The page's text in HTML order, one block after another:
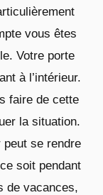
vous êtes
Votre porte
à l’intérieur.
faire de cette
la situation.
se rendre
soit pendant
de vacances,